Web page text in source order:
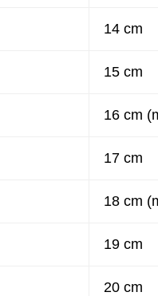
14 cm
15 cm
16 cm
17 cm
18 cm
19 cm
20 cm